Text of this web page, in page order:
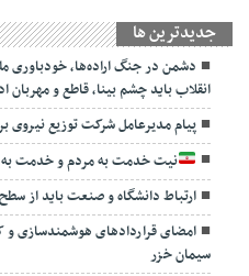
جديدترين ها
دشمن در جنگ اراده‌ها،
انقلاب باید چشم بینا، قاطع و مهربان
پیام مدیرعامل شرکت توزیع نیروی
نیت خدمت به مردم و خدمت به
ارتباط دانشگاه و صنعت باید از
امضای قراردادهای هوشمندسازی و
سیمان خزر